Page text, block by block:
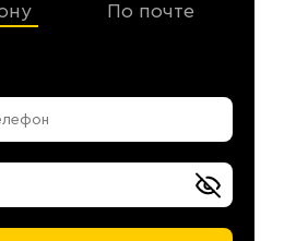
По почте